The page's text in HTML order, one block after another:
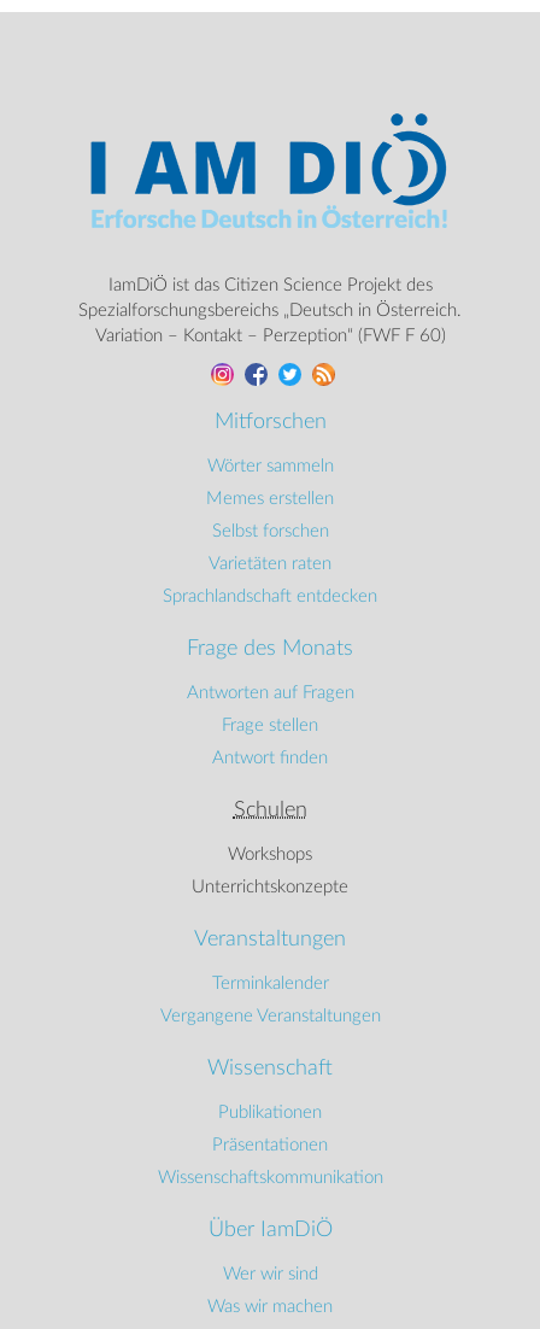
IamDiÖ ist das Citizen Science Projekt des
Spezialforschungsbereichs „Deutsch in Österreich.
Variation – Kontakt – Perzeption“ (FWF F 60)
Mitforschen
Wörter sammeln
Memes erstellen
Selbst forschen
Varietäten raten
Sprachlandschaft entdecken
Frage des Monats
Antworten auf Fragen
Frage stellen
Antwort finden
Schulen
Workshops
Unterrichtskonzepte
Veranstaltungen
Terminkalender
Vergangene Veranstaltungen
Wissenschaft
Publikationen
Präsentationen
Wissenschaftskommunikation
Über IamDiÖ
Wer wir sind
Was wir machen